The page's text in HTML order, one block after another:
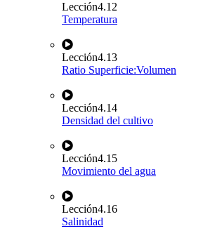
Lección4.12
Temperatura
Lección4.13
Ratio Superficie:Volumen
Lección4.14
Densidad del cultivo
Lección4.15
Movimiento del agua
Lección4.16
Salinidad